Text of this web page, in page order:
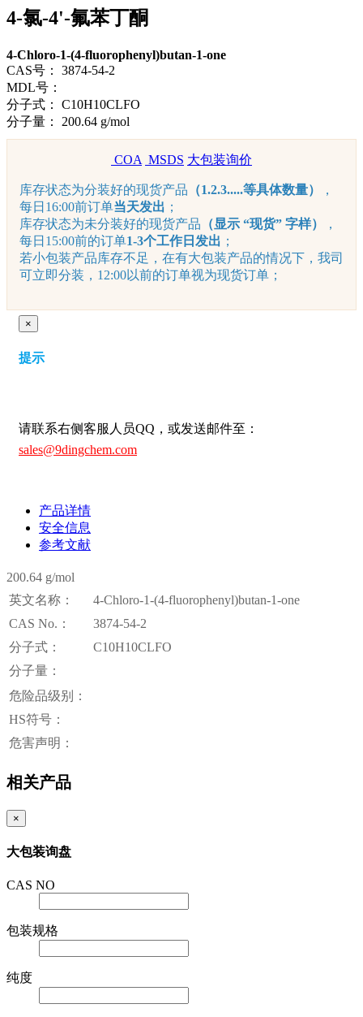
4-氯-4'-氟苯丁酮
4-Chloro-1-(4-fluorophenyl)butan-1-one
CAS号：
3874-54-2
MDL号：
分子式：
C10H10CLFO
分子量：
200.64 g/mol
COA MSDS 大包装询价
库存状态为分装好的现货产品 （1.2.3.....等具体数量）
，
每日16:00前订单当天发出 ；
库存状态为未分装好的现货产品 （显示 “现货” 字样）
，
每日15:00前的订单1-3个工作日发出 ；
若小包装产品库存不足，在有大包装产品的情况下，我司
可立即分装，12:00以前的订单视为现货订单；
×
提示
请联系右侧客服人员QQ，或发送邮件至：
sales@9dingchem.com
产品详情
安全信息
参考文献
200.64 g/mol
英文名称：
4-Chloro-1-(4-fluorophenyl)butan-1-one
CAS No.：
3874-54-2
分子式：
C10H10CLFO
分子量：
危险品级别：
HS符号：
危害声明：
相关产品
×
大包装询盘
CAS NO
包装规格
纯度